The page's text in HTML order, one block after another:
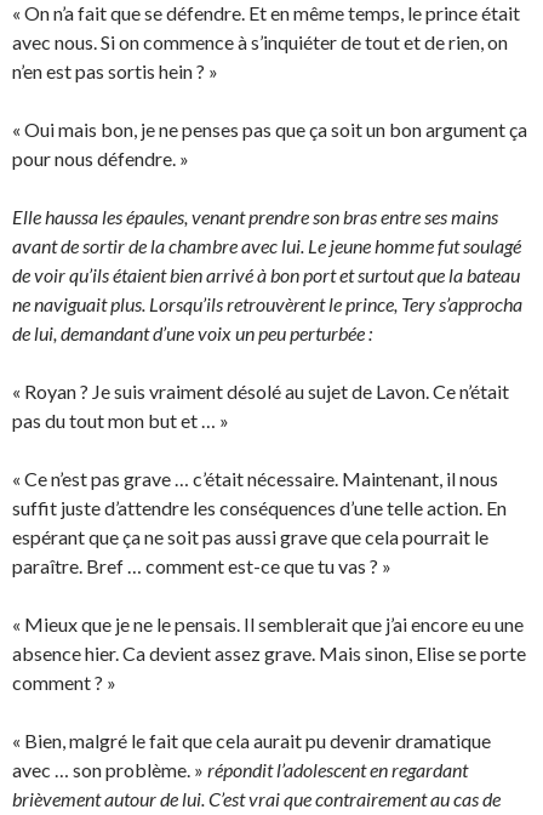
« On n’a fait que se défendre. Et en même temps, le prince était
avec nous. Si on commence à s’inquiéter de tout et de rien, on
n’en est pas sortis hein ? »
« Oui mais bon, je ne penses pas que ça soit un bon argument ça
pour nous défendre. »
Elle haussa les épaules, venant prendre son bras entre ses mains
avant de sortir de la chambre avec lui. Le jeune homme fut soulagé
de voir qu’ils étaient bien arrivé à bon port et surtout que la bateau
ne naviguait plus. Lorsqu’ils retrouvèrent le prince, Tery s’approcha
de lui, demandant d’une voix un peu perturbée :
« Royan ? Je suis vraiment désolé au sujet de Lavon. Ce n’était
pas du tout mon but et … »
« Ce n’est pas grave … c’était nécessaire. Maintenant, il nous
suffit juste d’attendre les conséquences d’une telle action. En
espérant que ça ne soit pas aussi grave que cela pourrait le
paraître. Bref … comment est-ce que tu vas ? »
« Mieux que je ne le pensais. Il semblerait que j’ai encore eu une
absence hier. Ca devient assez grave. Mais sinon, Elise se porte
comment ? »
« Bien, malgré le fait que cela aurait pu devenir dramatique
avec … son problème. » répondit l’adolescent en regardant
brièvement autour de lui. C’est vrai que contrairement au cas de